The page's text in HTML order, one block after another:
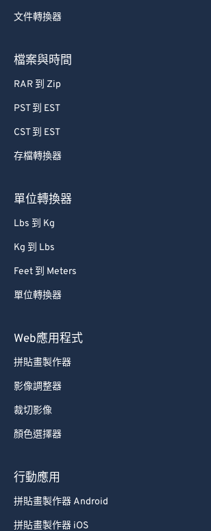
文件轉換器
檔案與時間
RAR 到 Zip
PST 到 EST
CST 到 EST
存檔轉換器
單位轉換器
Lbs 到 Kg
Kg 到 Lbs
Feet 到 Meters
單位轉換器
Web應用程式
拼貼畫製作器
影像調整器
裁切影像
顏色選擇器
行動應用
拼貼畫製作器 Android
拼貼畫製作器 iOS